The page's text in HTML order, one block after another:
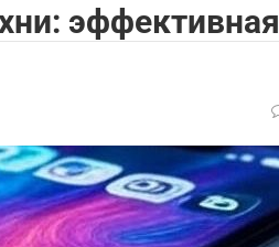
эффективная